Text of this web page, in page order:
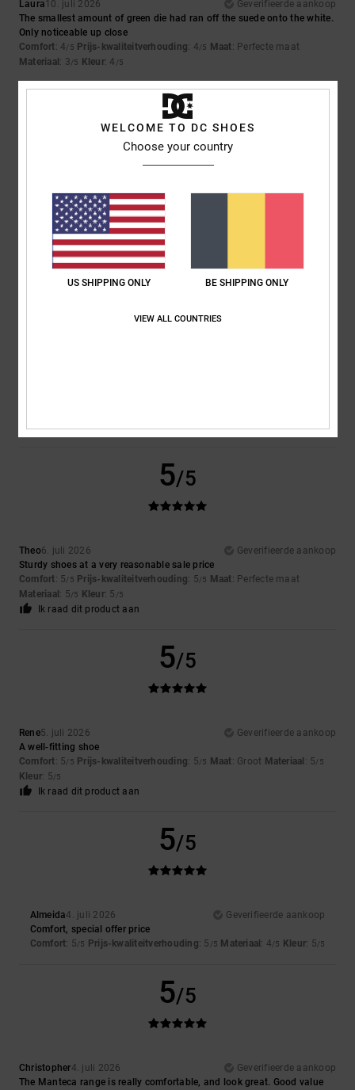
Laura10. juli 2026
Geverifieerde aankoop
The smallest amount of green die had ran off the suede onto the white.
Only noticeable up close
Comfort: 4/5 Prijs-kwaliteitverhouding: 4/5 Maat: Perfecte maat
Materiaal : 3/5 Kleur: 4 /5
5/5
Mooie schoenen
: 4/5 Prijs-kwaliteitverhouding
Materiaal: 5/5 Kleur: 5/5
Ik raad dit product aan
Ik raad dit product aan
5/5
Theo6. juli 2026
Geverifieerde aankoop
Sturdy shoes at a very reasonable sale price
Comfort: 5/5 Prijs-kwaliteitverhouding: 5/5 Maat: Perfecte maat
Materiaal : 5/5 Kleur: 5 /5
Ik raad dit product aan
5/5
Rene5. juli 2026
Geverifieerde aankoop
A well-fitting shoe
Comfort: 5/5 Prijs-kwaliteitverhouding: 5/5 Maat: Groot Materiaal : 5/5
Kleur: 5/5
Ik raad dit product aan
5/5
Almeida4. juli 2026
Geverifieerde aankoop
Comfort, special offer price
Comfort: 5/5 Prijs-kwaliteitverhouding: 5 /5 Materiaal : 4/5 Kleur: 5/5
5/5
Christopher4. juli 2026
Geverifieerde aankoop
The Manteca range is really comfortable, and look great. Good value
WELCOME TO DC SHOES
Choose your country
US SHIPPING ONLY BE SHIPPING ONLY
VIEW ALL COUNTRIES